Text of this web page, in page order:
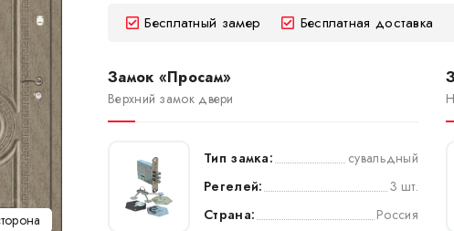
Бесплатный замер Бесплатная доставка
Замок «Просам»
Верхний замок двери
Тип замка:
сувальдный
Регелей:
3 шт.
Страна:
Россия